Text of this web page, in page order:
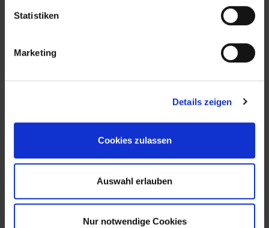
Statistiken
Marketing
Details zeigen
Cookies zulassen
Auswahl erlauben
Nur notwendige Cookies
+49 6252-305 89 41
Fax: +49 6252-305 89 42
Web: